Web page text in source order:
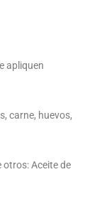
apliquen
carne, huevos,
otros: Aceite de